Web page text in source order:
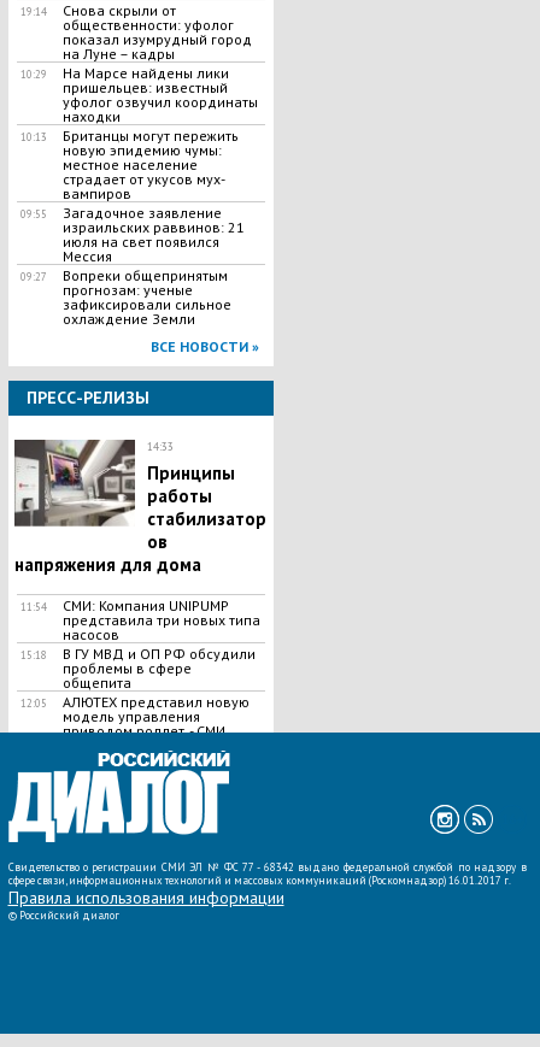
19:14
Снова скрыли от
общественности: уфолог
показал изумрудный город
на Луне – кадры
10:29
На Марсе найдены лики
пришельцев: известный
уфолог озвучил координаты
находки
10:13
Британцы могут пережить
новую эпидемию чумы:
местное население
страдает от укусов мух-
вампиров
09:55
Загадочное заявление
израильских раввинов: 21
июля на свет появился
Мессия
09:27
Вопреки общепринятым
прогнозам: ученые
зафиксировали сильное
охлаждение Земли
ВСЕ НОВОСТИ »
ПРЕСС-РЕЛИЗЫ
14:33
Принципы
работы
стабилизатор
ов
напряжения для дома
11:54
СМИ: Компания UNIPUMP
представила три новых типа
насосов
15:18
В ГУ МВД и ОП РФ обсудили
проблемы в сфере
общепита
12:05
АЛЮТЕХ представил новую
модель управления
приводом роллет, - СМИ
ВСЕ НОВОСТИ »
Свидетельство о регистрации СМИ ЭЛ № ФС 77 - 68342 выдано федеральной службой по надзору в
сфере связи, информационных технологий и массовых коммуникаций (Роскомнадзор) 16.01.2017 г.
Правила использования информации
© Российский диалог